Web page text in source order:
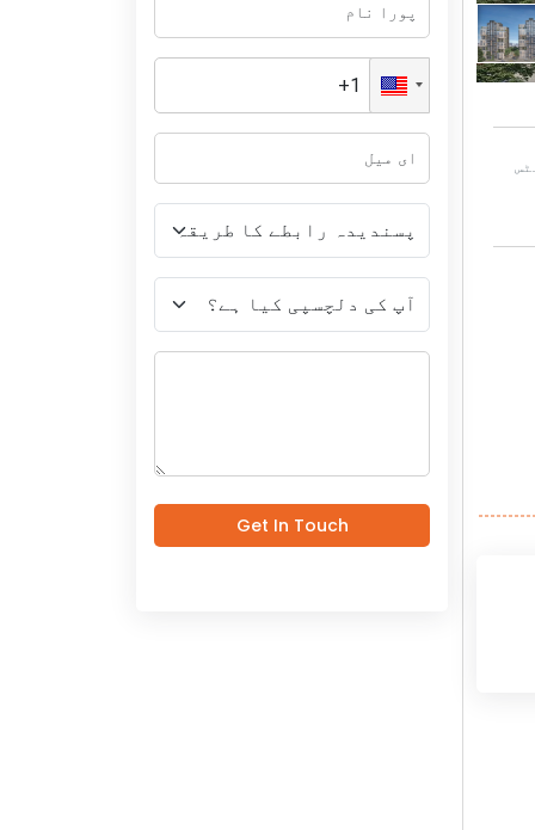
Get In Touch